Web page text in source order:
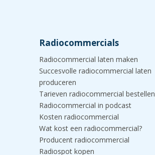
Radiocommercials
Radiocommercial laten maken
Succesvolle radiocommercial laten
produceren
Tarieven radiocommercial bestellen
Radiocommercial in podcast
Kosten radiocommercial
Wat kost een radiocommercial?
Producent radiocommercial
Radiospot kopen